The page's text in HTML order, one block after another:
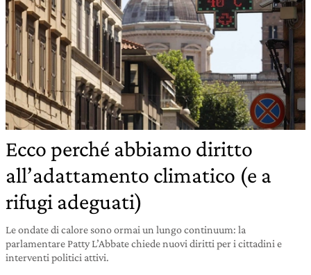
Ecco perché abbiamo diritto
all’adattamento climatico (e a
rifugi adeguati)
Le ondate di calore sono ormai un lungo continuum: la
parlamentare Patty L’Abbate chiede nuovi diritti per i cittadini e
interventi politici attivi.